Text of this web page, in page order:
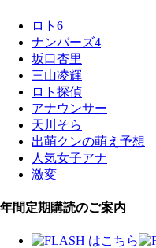
ロト6
ナンバーズ4
坂口杏里
三山凌輝
ロト探偵
アナウンサー
天川そら
出萌クンの萌え予想
人気女子アナ
激変
年間定期購読のご案内